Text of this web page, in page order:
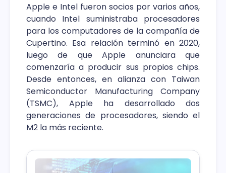
Apple e Intel fueron socios por varios años,
cuando Intel suministraba procesadores
para los computadores de la compañía de
Cupertino. Esa relación terminó en 2020,
luego de que Apple anunciara que
comenzaría a producir sus propios chips.
Desde entonces, en alianza con Taiwan
Semiconductor Manufacturing Company
(TSMC), Apple ha desarrollado dos
generaciones de procesadores, siendo el
M2 la más reciente.